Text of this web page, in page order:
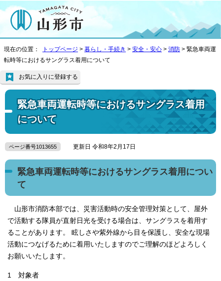
現在の位置： トップページ > 暮らし・手続き > 安全・安心 > 消防 > 緊急車両運
転時等におけるサングラス着用について
緊急車両運転時等におけるサングラス着用
について
お気に入りに登録する
ページ番号1013655 更新日 令和8年2月17日
緊急車両運転時等におけるサングラス着用につい
て
山形市消防本部では、災害活動時の安全管理対策として、屋外
で活動する隊員が直射日光を受ける場合は、サングラスを着用す
ることがあります。 眩しさや紫外線から目を保護し、安全な現場
活動につなげるために着用いたしますのでご理解のほどよろしく
お願いいたします。
1 対象者